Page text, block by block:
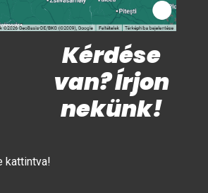
Kérdése
van? Írjon
nekünk!
kattintva!